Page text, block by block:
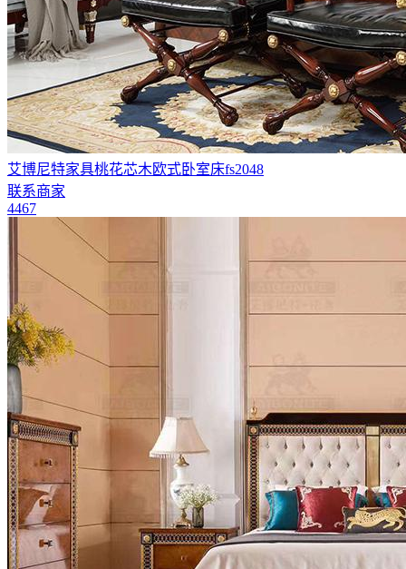
艾博尼特家具桃花芯木欧式卧室床fs2048
联系商家
4467